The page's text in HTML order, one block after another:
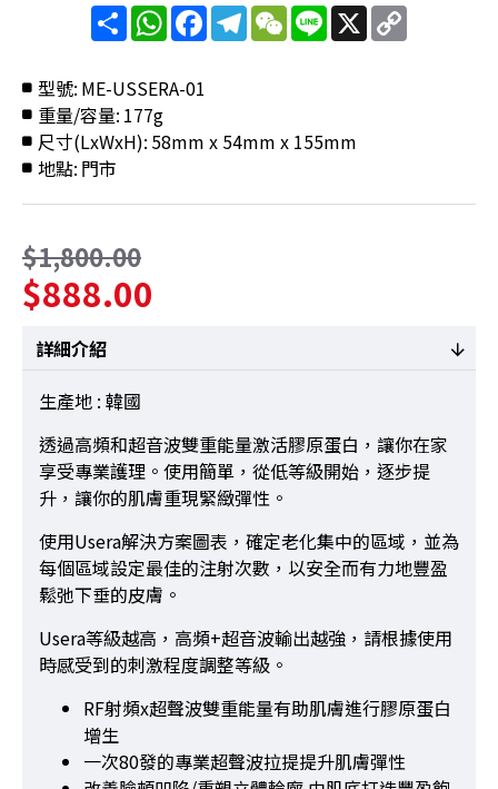
分
享
WhatsAppFacebookTelegram
WeChat
Line X Copy
Link
型號: ME-USSERA-01
重量/容量: 177g
尺寸(LxWxH): 58mm x 54mm x 155mm
地點: 門市
$888.00
$1,800.00
詳細介紹
生產地 : 韓國
透過高頻和超音波雙重能量激活膠原蛋白，讓你在家
享受專業護理。使用簡單，從低等級開始，逐步提
升，讓你的肌膚重現緊緻彈性。
使用Usera解決方案圖表，確定老化集中的區域，並為
每個區域設定最佳的注射次數，以安全而有力地豐盈
鬆弛下垂的皮膚。
Usera等級越高，高頻+超音波輸出越強，請根據使用
時感受到的刺激程度調整等級。
RF射頻x超聲波雙重能量有助肌膚進行膠原蛋白
增生​
一次80發的專業超聲波拉提提升肌膚彈性